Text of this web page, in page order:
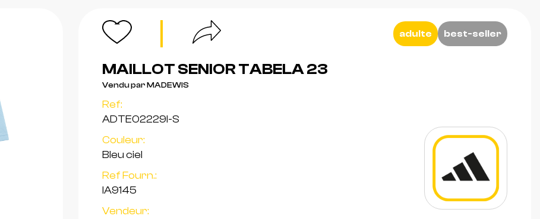
adulte best-seller
MAILLOT SENIOR TABELA 23
Vendu par MADEWIS
Ref:
ADTE02229I-S
Couleur:
Bleu ciel
Ref Fourn.:
IA9145
Vendeur: